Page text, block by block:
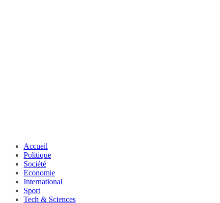
Accueil
Politique
Société
Economie
International
Sport
Tech & Sciences